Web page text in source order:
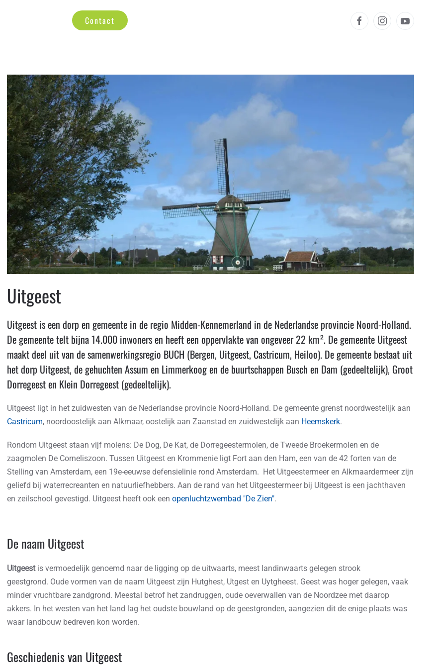
Contact
Uitgeest
Uitgeest is een dorp en gemeente in de regio Midden-Kennemerland in de Nederlandse provincie Noord-Holland.
De gemeente telt bijna 14.000 inwoners en heeft een oppervlakte van ongeveer 22 km². De gemeente Uitgeest
maakt deel uit van de samenwerkingsregio BUCH (Bergen, Uitgeest, Castricum, Heiloo). De gemeente bestaat uit
het dorp Uitgeest, de gehuchten Assum en Limmerkoog en de buurtschappen Busch en Dam (gedeeltelijk), Groot
Dorregeest en Klein Dorregeest (gedeeltelijk).
Uitgeest ligt in het zuidwesten van de Nederlandse provincie Noord-Holland. De gemeente grenst noordwestelijk aan
Castricum, noordoostelijk aan Alkmaar, oostelijk aan Zaanstad en zuidwestelijk aan Heemskerk.
Rondom Uitgeest staan vijf molens: De Dog, De Kat, de Dorregeestermolen, de Tweede Broekermolen en de
zaagmolen De Corneliszoon. Tussen Uitgeest en Krommenie ligt Fort aan den Ham, een van de 42 forten van de
Stelling van Amsterdam, een 19e-eeuwse defensielinie rond Amsterdam. Het Uitgeestermeer en Alkmaardermeer zijn
geliefd bij waterrecreanten en natuurliefhebbers. Aan de rand van het Uitgeestermeer bij Uitgeest is een jachthaven
en zeilschool gevestigd. Uitgeest heeft ook een openluchtzwembad "De Zien".
De naam Uitgeest
Uitgeestis vermoedelijk genoemd naar de ligging op de uitwaarts, meest landinwaarts gelegen strook
geestgrond. Oude vormen van de naam Uitgeest zijn Hutghest, Utgest en Uytgheest. Geest was hoger gelegen, vaak
minder vruchtbare zandgrond. Meestal betrof het zandruggen, oude oeverwallen van de Noordzee met daarop
akkers. In het westen van het land lag het oudste bouwland op de geestgronden, aangezien dit de enige plaats was
waar landbouw bedreven kon worden.
Geschiedenis van Uitgeest